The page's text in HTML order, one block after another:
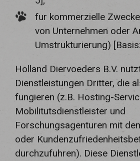
fur kommerzielle
von Unternehmen oder
Umstrukturierung)
Holland Diervoeders B.V.
Dienstleistungen Dritter, die
fungieren (z.B. Hosting-
Mobilitutsdienstleister und
Forschungsagenturen mit
oder
durchzufuhren). Diese